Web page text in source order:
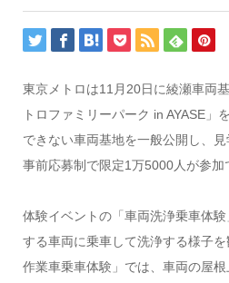
東京メトロは11月20日に綾瀬車両
トロファミリーパーク in AYASE」
できない車両基地を一般公開し、見
事前応募制で限定1万5000人が参加
体験イベントの「車両洗浄乗車体
する車両に乗車して洗浄する様子
作業車乗車体験」では、車両の屋